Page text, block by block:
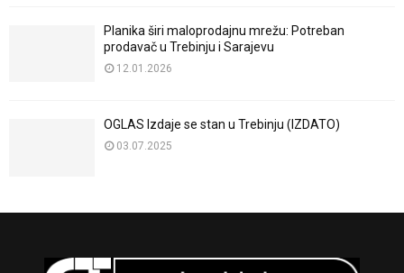
Planika širi maloprodajnu mrežu: Potreban
prodavač u Trebinju i Sarajevu
12.01.2026
OGLAS Izdaje se stan u Trebinju (IZDATO)
03.07.2025